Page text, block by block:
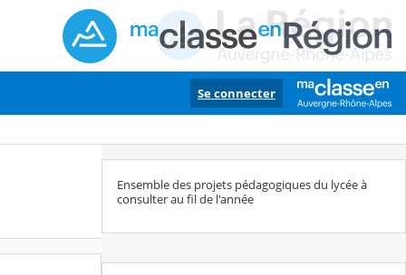
Se connecter
Ensemble des projets pédagogiques du lycée à
consulter au fil de l'année